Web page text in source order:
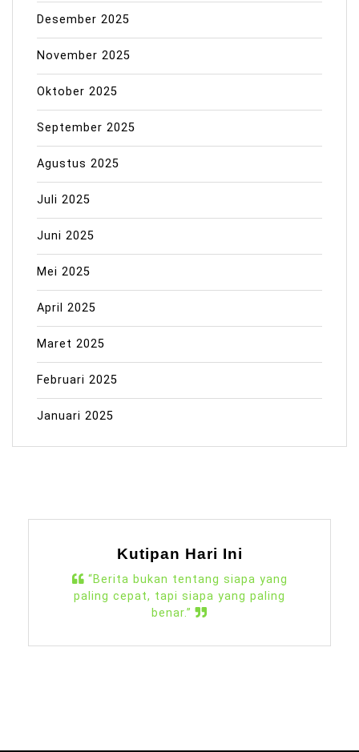
Desember 2025
November 2025
Oktober 2025
September 2025
Agustus 2025
Juli 2025
Juni 2025
Mei 2025
April 2025
Maret 2025
Februari 2025
Januari 2025
Kutipan Hari Ini
“Berita bukan tentang siapa yang
paling cepat, tapi siapa yang paling
benar.”